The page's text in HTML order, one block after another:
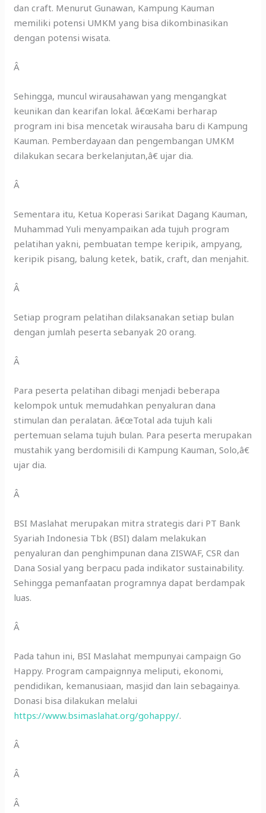
dan craft. Menurut Gunawan, Kampung Kauman
memiliki potensi UMKM yang bisa dikombinasikan
dengan potensi wisata.
Â
Sehingga, muncul wirausahawan yang mengangkat
keunikan dan kearifan lokal. â€œKami berharap
program ini bisa mencetak wirausaha baru di Kampung
Kauman. Pemberdayaan dan pengembangan UMKM
dilakukan secara berkelanjutan,â€ ujar dia.
Â
Sementara itu, Ketua Koperasi Sarikat Dagang Kauman,
Muhammad Yuli menyampaikan ada tujuh program
pelatihan yakni, pembuatan tempe keripik, ampyang,
keripik pisang, balung ketek, batik, craft, dan menjahit.
Â
Setiap program pelatihan dilaksanakan setiap bulan
dengan jumlah peserta sebanyak 20 orang.
Â
Para peserta pelatihan dibagi menjadi beberapa
kelompok untuk memudahkan penyaluran dana
stimulan dan peralatan. â€œTotal ada tujuh kali
pertemuan selama tujuh bulan. Para peserta merupakan
mustahik yang berdomisili di Kampung Kauman, Solo,â€
ujar dia.
Â
BSI Maslahat merupakan mitra strategis dari PT Bank
Syariah Indonesia Tbk (BSI) dalam melakukan
penyaluran dan penghimpunan dana ZISWAF, CSR dan
Dana Sosial yang berpacu pada indikator sustainability.
Sehingga pemanfaatan programnya dapat berdampak
luas.
Â
Pada tahun ini, BSI Maslahat mempunyai campaign Go
Happy. Program campaignnya meliputi, ekonomi,
pendidikan, kemanusiaan, masjid dan lain sebagainya.
Donasi bisa dilakukan melalui
https://www.bsimaslahat.org/gohappy/.
Â
Â
Â